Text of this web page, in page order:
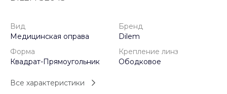
Вид
Медицинская оправа
Бренд
Dilem
Форма
Квадрат-Прямоугольник
Крепление линз
Ободковое
Все характеристики